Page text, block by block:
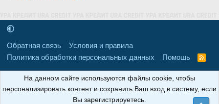
Обратная связь
Условия и правила
Политика обработки персональных данных
Помощь
R
Свидетельство о регистрации товарного знака № 665857 от
06.08.2018 г. Сайт не является СМИ. Сделано вРунетЛаб – Сайты и
На данном сайте используются файлы cookie, чтобы
персонализировать контент и сохранить Ваш вход в систему, если
Вы зарегистрируетесь.